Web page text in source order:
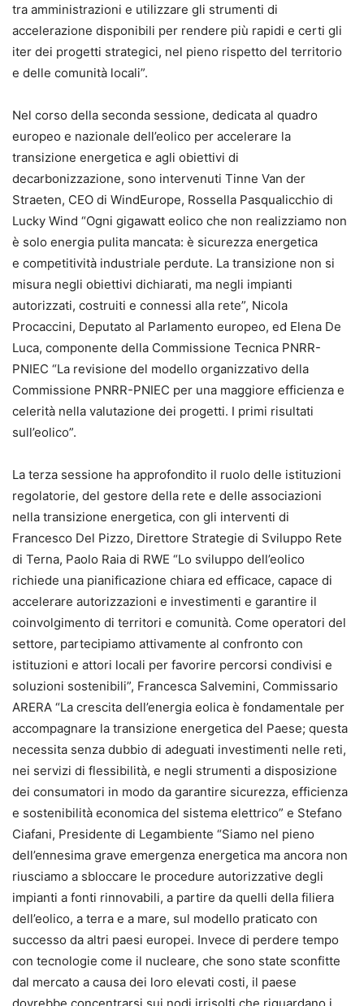
tra amministrazioni e utilizzare gli strumenti di
accelerazione disponibili per rendere più rapidi e certi gli
iter dei progetti strategici, nel pieno rispetto del territorio
e delle comunità locali”.
Nel corso della seconda sessione, dedicata al quadro
europeo e nazionale dell’eolico per accelerare la
transizione energetica e agli obiettivi di
decarbonizzazione, sono intervenuti Tinne Van der
Straeten, CEO di WindEurope, Rossella Pasqualicchio di
Lucky Wind “Ogni gigawatt eolico che non realizziamo non
è solo energia pulita mancata: è sicurezza energetica
e competitività industriale perdute. La transizione non si
misura negli obiettivi dichiarati, ma negli impianti
autorizzati, costruiti e connessi alla rete”, Nicola
Procaccini, Deputato al Parlamento europeo, ed Elena De
Luca, componente della Commissione Tecnica PNRR-
PNIEC “La revisione del modello organizzativo della
Commissione PNRR-PNIEC per una maggiore efficienza e
celerità nella valutazione dei progetti. I primi risultati
sull’eolico”.
La terza sessione ha approfondito il ruolo delle istituzioni
regolatorie, del gestore della rete e delle associazioni
nella transizione energetica, con gli interventi di
Francesco Del Pizzo, Direttore Strategie di Sviluppo Rete
di Terna, Paolo Raia di RWE “Lo sviluppo dell’eolico
richiede una pianificazione chiara ed efficace, capace di
accelerare autorizzazioni e investimenti e garantire il
coinvolgimento di territori e comunità. Come operatori del
settore, partecipiamo attivamente al confronto con
istituzioni e attori locali per favorire percorsi condivisi e
soluzioni sostenibili”, Francesca Salvemini, Commissario
ARERA “La crescita dell’energia eolica è fondamentale per
accompagnare la transizione energetica del Paese; questa
necessita senza dubbio di adeguati investimenti nelle reti,
nei servizi di flessibilità, e negli strumenti a disposizione
dei consumatori in modo da garantire sicurezza, efficienza
e sostenibilità economica del sistema elettrico” e Stefano
Ciafani, Presidente di Legambiente “Siamo nel pieno
dell’ennesima grave emergenza energetica ma ancora non
riusciamo a sbloccare le procedure autorizzative degli
impianti a fonti rinnovabili, a partire da quelli della filiera
dell’eolico, a terra e a mare, sul modello praticato con
successo da altri paesi europei. Invece di perdere tempo
con tecnologie come il nucleare, che sono state sconfitte
dal mercato a causa dei loro elevati costi, il paese
dovrebbe concentrarsi sui nodi irrisolti che riguardano i